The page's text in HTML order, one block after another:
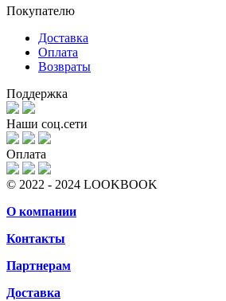
Покупателю
Доставка
Оплата
Возвраты
Поддержка
Наши соц.сети
Оплата
© 2022 - 2024 LOOKBOOK
О компании
Контакты
Партнерам
Доставка